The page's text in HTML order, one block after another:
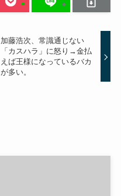
加藤浩次、常識通じない
「カスハラ」に怒り→金払
えば王様になっているバカ
が多い。